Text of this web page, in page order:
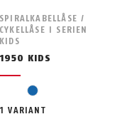
SPIRALKABELLÅSE /
CYKELLÅSE I SERIEN
KIDS
1950 KIDS
blå
1 VARIANT